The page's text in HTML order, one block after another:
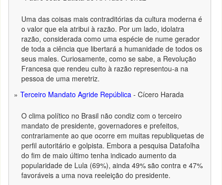
Uma das coisas mais contraditórias da cultura moderna é
o valor que ela atribui à razão. Por um lado, idolatra
razão, considerada como uma espécie de nume gerador
de toda a ciência que libertará a humanidade de todos os
seus males. Curiosamente, como se sabe, a Revolução
Francesa que rendeu culto à razão representou-a na
pessoa de uma meretriz.
Terceiro Mandato Agride República - Cícero Harada
O clima político no Brasil não condiz com o terceiro
mandato de presidente, governadores e prefeitos,
contrariamente ao que ocorre em muitas republiquetas de
perfil autoritário e golpista. Embora a pesquisa Datafolha
do fim de maio último tenha indicado aumento da
popularidade de Lula (69%), ainda 49% são contra e 47%
favoráveis a uma nova reeleição do presidente.